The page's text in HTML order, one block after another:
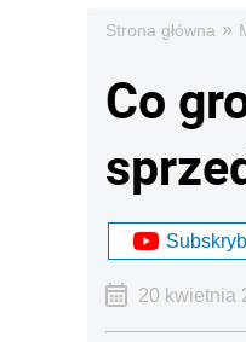
Strona główna »
Co
20 kwietnia